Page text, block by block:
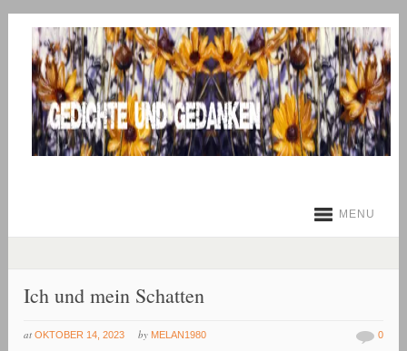
MENU
Ich und mein Schatten
at OKTOBER 14, 2023 by MELAN1980 0